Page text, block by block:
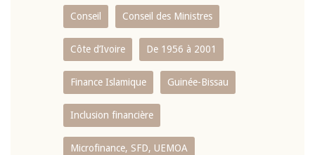
Conseil Conseil des Ministres
Côte d’Ivoire De 1956 à 2001
Finance Islamique Guinée-Bissau
Inclusion financière
Microfinance, SFD, UEMOA